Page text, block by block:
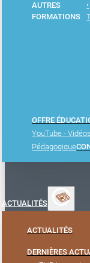
AUTRES
FORMATIONS
•
OFFRE
YouTube - Vidéos
Pédagogique
ACTUALITÉS
ACTUALITÉS
DERNIÈRES